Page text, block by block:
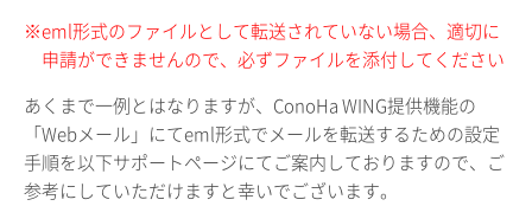
※eml形式のファイルとして転送されていない場合、適切に
申請ができませんので、必ずファイルを添付してください
あくまで一例とはなりますが、ConoHa WING提供機能の
「Webメール」にてeml形式でメールを転送するための設定
手順を以下サポートページにてご案内しておりますので、ご
参考にしていただけますと幸いでございます。